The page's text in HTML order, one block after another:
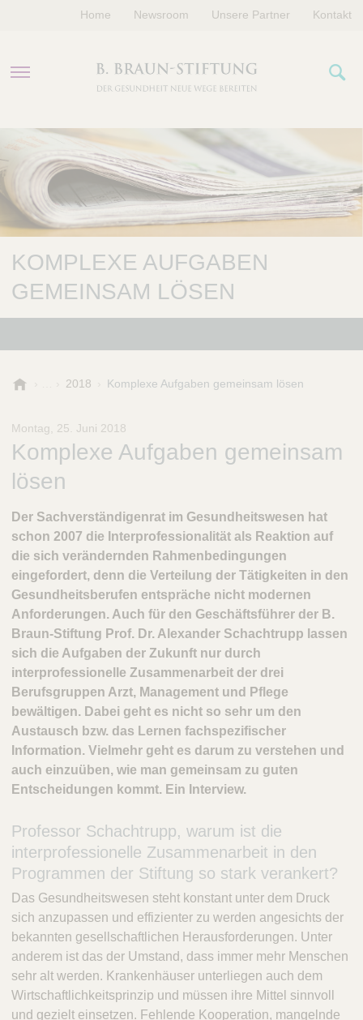
PROGRAMME
FÖRDERUNGEN
VERANSTALTUNGEN
ÜBER UNS
Home Newsroom Unsere Partner Kontakt
KOMPLEXE AUFGABEN
GEMEINSAM LÖSEN
r
a
n
S
t
i
f
n
g
2018 Komplexe Aufgaben gemeinsam lösen
Montag, 25. Juni 2018
Komplexe Aufgaben gemeinsam
lösen
Der Sachverständigenrat im Gesundheitswesen hat
schon 2007 die Interprofessionalität als Reaktion auf
die sich verändernden Rahmenbedingungen
eingefordert, denn die Verteilung der Tätigkeiten in den
Gesundheitsberufen entspräche nicht modernen
Anforderungen. Auch für den Geschäftsführer der B.
Braun-Stiftung Prof. Dr. Alexander Schachtrupp lassen
sich die Aufgaben der Zukunft nur durch
interprofessionelle Zusammenarbeit der drei
Berufsgruppen Arzt, Management und Pflege
bewältigen. Dabei geht es nicht so sehr um den
Austausch bzw. das Lernen fachspezifischer
Information. Vielmehr geht es darum zu verstehen und
auch einzuüben, wie man gemeinsam zu guten
Entscheidungen kommt. Ein Interview.
Professor Schachtrupp, warum ist die
interprofessionelle Zusammenarbeit in den
Programmen der Stiftung so stark verankert?
Das Gesundheitswesen steht konstant unter dem Druck
sich anzupassen und effizienter zu werden angesichts der
bekannten gesellschaftlichen Herausforderungen. Unter
anderem ist das der Umstand, dass immer mehr Menschen
sehr alt werden. Krankenhäuser unterliegen auch dem
Wirtschaftlichkeitsprinzip und müssen ihre Mittel sinnvoll
und gezielt einsetzen. Fehlende Kooperation, mangelnde